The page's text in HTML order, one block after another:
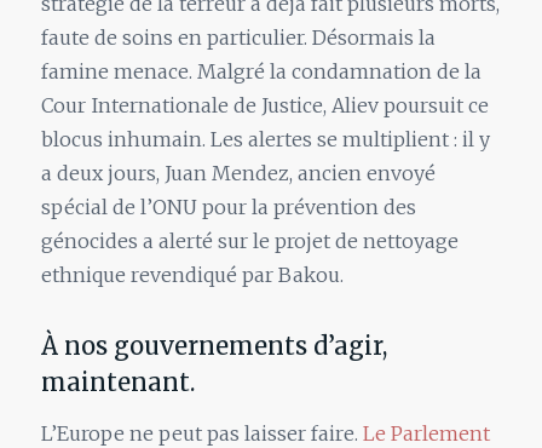
faute de soins en particulier. Désormais la
famine menace. Malgré la condamnation de la
Cour Internationale de Justice, Aliev poursuit ce
blocus inhumain. Les alertes se multiplient : il y
a deux jours, Juan Mendez, ancien envoyé
spécial de l’ONU pour la prévention des
génocides a alerté sur le projet de nettoyage
ethnique revendiqué par Bakou.
À nos gouvernements d’agir,
maintenant.
L’Europe ne peut pas laisser faire. Le Parlement